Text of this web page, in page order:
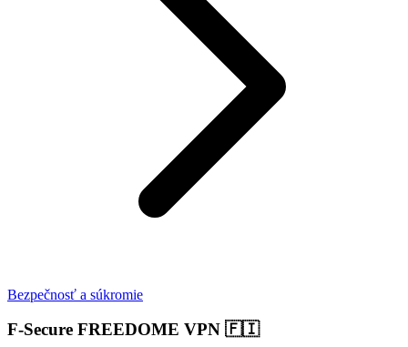
Bezpečnosť a súkromie
F‑Secure FREEDOME VPN 🇫🇮